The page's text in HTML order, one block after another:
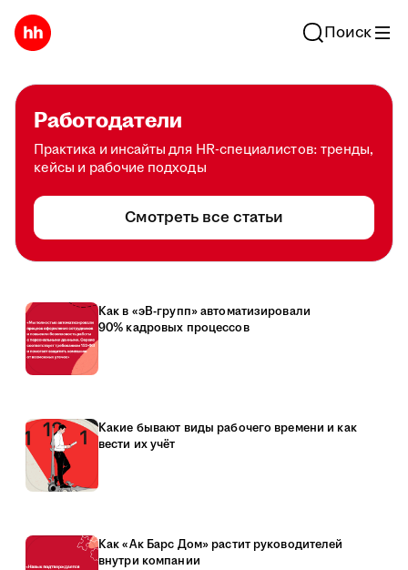
Поиск
Работодатели
Практика и инсайты для HR-специалистов: тренды,
кейсы и рабочие подходы
Смотреть все статьи
Как в «эВ-групп» автоматизировали
90% кадровых процессов
Какие бывают виды рабочего времени и как
вести их учёт
Как «Ак Барс Дом» растит руководителей
внутри компании